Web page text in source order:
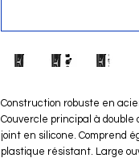
Construction robuste en
Couvercle principal à
joint en silicone. Comprend
plastique résistant. Large